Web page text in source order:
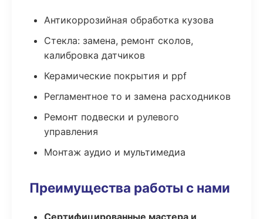
Антикоррозийная обработка кузова
Стекла: замена, ремонт сколов,
калибровка датчиков
Керамические покрытия и ppf
Регламентное то и замена расходников
Ремонт подвески и рулевого
управления
Монтаж аудио и мультимедиа
Преимущества работы с нами
Сертифицированные мастера и